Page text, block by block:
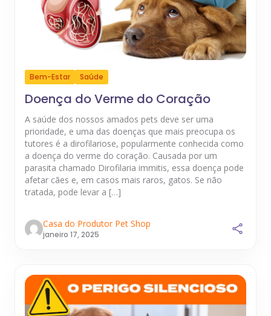
Bem-Estar Saúde
Doença do Verme do Coração
A saúde dos nossos amados pets deve ser uma
prioridade, e uma das doenças que mais preocupa os
tutores é a dirofilariose, popularmente conhecida como
a doença do verme do coração. Causada por um
parasita chamado Dirofilaria immitis, essa doença pode
afetar cães e, em casos mais raros, gatos. Se não
tratada, pode levar a […]
Casa do Produtor Pet Shop
janeiro 17, 2025